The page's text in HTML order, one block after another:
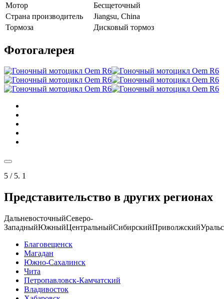
Мотор
Бесщеточный
Страна производитель
Jiangsu, China
Тормоза
Дисковый тормоз
Фотогалерея
5 / 5. 1
Представительство в других регионах
ДальневосточныйСеверо-
ЗападныйЮжныйЦентральныйСибирскийПриволжский
Благовещенск
Магадан
Южно-Сахалинск
Чита
Петропавловск-Камчатский
Владивосток